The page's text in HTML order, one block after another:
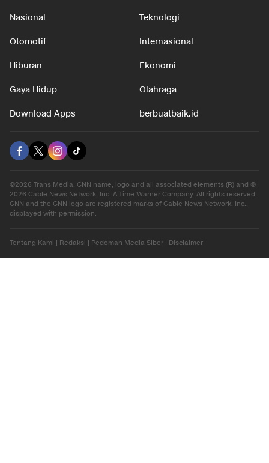
Nasional Teknologi
Otomotif Internasional
Hiburan Ekonomi
Gaya Hidup Olahraga
Download Apps berbuatbaik.id
©2026 Trans Media, CNN name, logo and all associated elements (R) and ©
2026 Cable News Network, Inc. A Time Warner Company. All rights reserved.
CNN and the CNN logo are registered marks of Cable News Network, Inc.,
displayed with permission.
Tentang Kami Redaksi Pedoman Media Siber Disclaimer